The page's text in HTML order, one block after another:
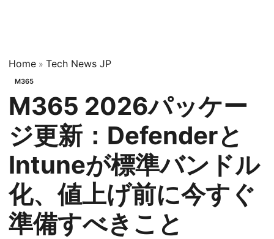
Home » Tech News JP
M365
M365 2026パッケー
ジ更新：Defenderと
Intuneが標準バンドル
化、値上げ前に今すぐ
準備すべきこと